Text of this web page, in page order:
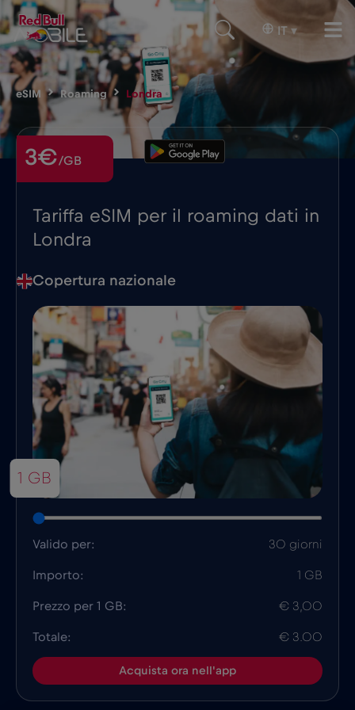
IT ▾
eSIM Roaming Londra
Tariffa eSIM per il roaming dati in
Londra
3€/GB
Copertura nazionale
1 GB
Valido per: 30 giorni
Importo: 1 GB
Prezzo per 1 GB: € 3,00
Totale: € 3.00
Acquista ora nell'app